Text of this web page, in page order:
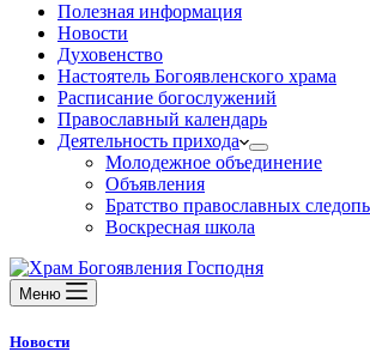
Полезная информация
Новости
Духовенство
Настоятель Богоявленского храма
Расписание богослужений
Православный календарь
Деятельность прихода
Молодежное объединение
Объявления
Братство православных
Воскресная школа
Меню
Новости